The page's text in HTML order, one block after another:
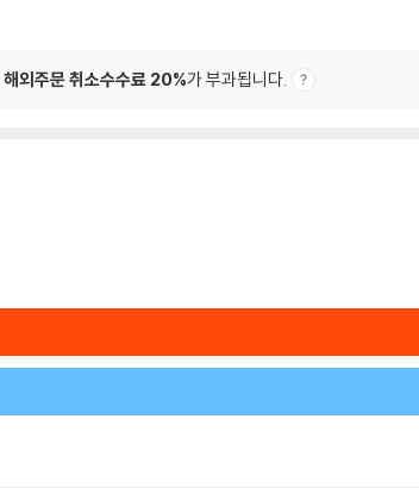
해외주문 취소수수료 20%가 부과됩니다.